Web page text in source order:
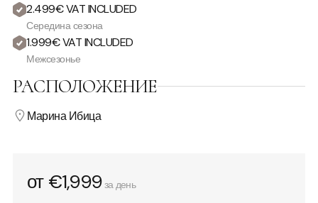
от €1,999за день
2.499€ VAT INCLUDED
Середина сезона
1.999€ VAT INCLUDED
Межсезонье
РАСПОЛОЖЕНИЕ
Марина Ибица